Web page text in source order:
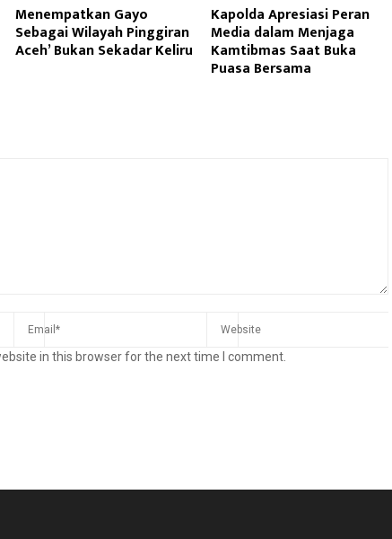
Menempatkan Gayo
Sebagai Wilayah Pinggiran
Aceh’ Bukan Sekadar Keliru
Kapolda Apresiasi Peran
Media dalam Menjaga
Kamtibmas Saat Buka
Puasa Bersama
in this browser for the next time I comment.